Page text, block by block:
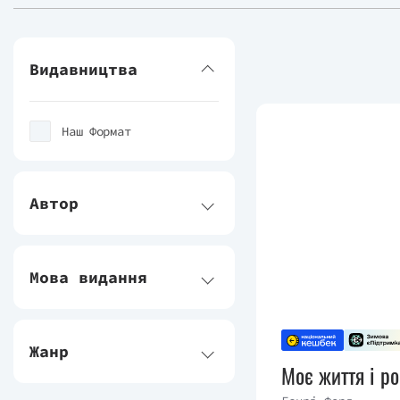
Видавництва
Наш Формат
Автор
Мова видання
Жанр
Моє життя і